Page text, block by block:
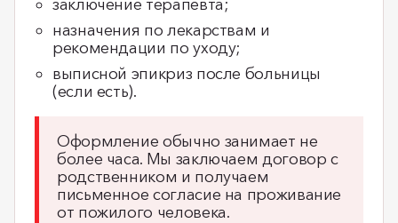
заключение терапевта;
назначения по лекарствам и
рекомендации по уходу;
выписной эпикриз после больницы
(если есть).
Оформление обычно занимает не
более часа. Мы заключаем договор с
родственником и получаем
письменное согласие на проживание
от пожилого человека.